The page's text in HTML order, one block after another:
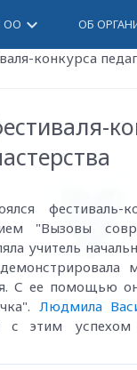
ОО keyboard_arrow_down ОБ
конкурса
"Вызовы
учитель
С ее помощью
Людмила
этим успехом